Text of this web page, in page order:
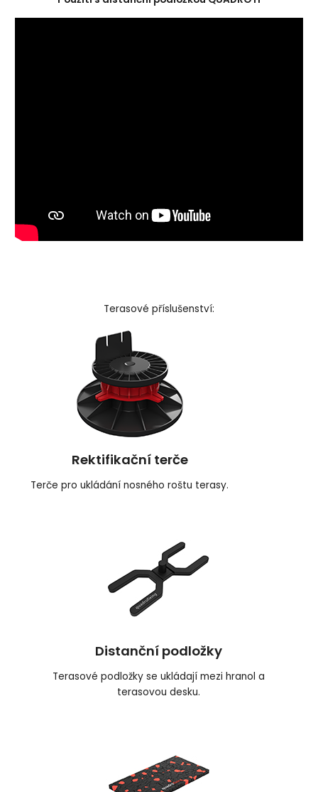
Terasové příslušenství:
Rektifikační terče
Terče pro ukládání nosného roštu terasy.
Distanční podložky
Terasové podložky se ukládají mezi hranol a
terasovou desku.